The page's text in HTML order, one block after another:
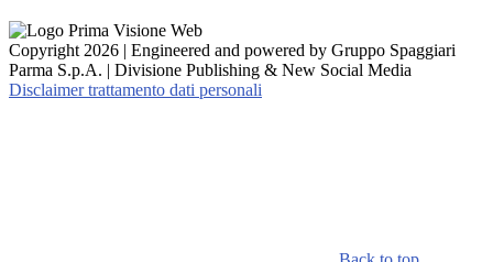
Copyright 2026 | Engineered and powered by Gruppo Spaggiari
Parma S.p.A. | Divisione Publishing & New Social Media
Disclaimer trattamento dati personali